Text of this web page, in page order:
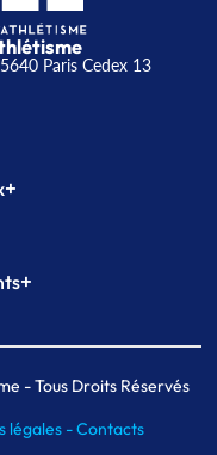
Paris Cedex 13
+
+
- Tous Droits Réservés
légales -Contacts